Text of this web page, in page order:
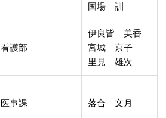
国場 訓
看護部
伊良皆 美香
宮城 京子
里見 雄次
医事課 落合 文月